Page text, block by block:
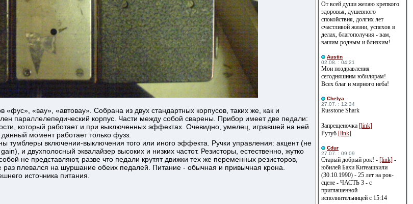
«вау», «автовау». Собрана из двух стандартных корпусов, таких же, как и
параллелепедический корпус. Части между собой сварены. Прибор имеет две педали:
который работает и при выключенных эффектах. Очевидно, умелец, игравшей на ней
момент работает только фузз.
тумблеры включении-выключения того или иного эффекта. Ручки управления: акцент (не
и двухполосный эквалайзер высоких и низких частот. Резисторы, естественно, жутко
не представляют, разве что педали крутят движки тех же переменных резисторов,
раз плевался на шуршание обеих педалей. Питание - обычная и привычная крона.
источника питания.
От всей души желаю крепкого
здоровья, душевного
спокойствия, долгих лет
счастливой жизни, успехов в
делах, благополучия - вам,
вашим родным и близким!
Austin
02.08. : 04:21
Мои поздравления
сегодняшним юбилярам!
Всех благ и мирного неба!
Сhelya
27.07. : 12:34
Russtone Shark
Запрещеночка [link]
Рутуб [link]
Cdur
27.07. : 09:09
Старый добрый рок! - [link] -
юбилей Бахи Китеашвили
(30.10.1990) - 25 лет на рок-
сцене - ЧАСТЬ 3 - с
приглашенной
исполнительницей с 15:14